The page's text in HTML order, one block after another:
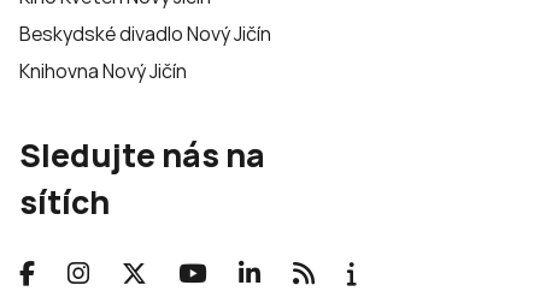
Beskydské divadlo Nový Jičín
Knihovna Nový Jičín
Sledujte nás na
sítích